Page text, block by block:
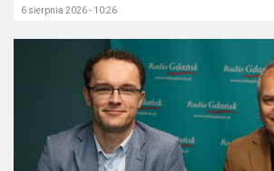
6 sierpnia 2026 - 10:26